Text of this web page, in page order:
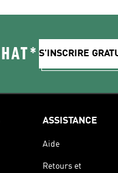
S'INSCRIRE
ASSISTANCE
Aide
Retours et